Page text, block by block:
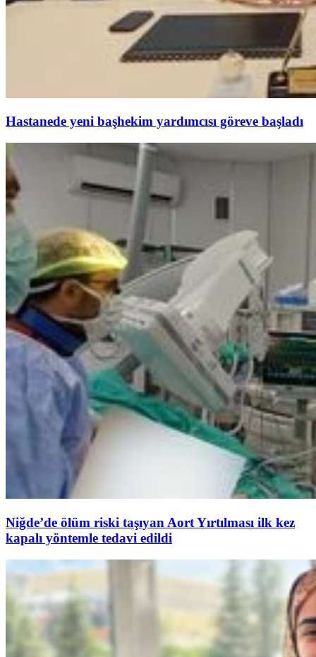
Hastanede yeni başhekim yardımcısı göreve başladı
Niğde’de ölüm riski taşıyan Aort Yırtılması ilk kez
kapalı yöntemle tedavi edildi